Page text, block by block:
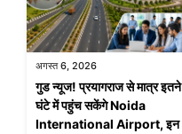
अगस्त 6, 2026
गुड न्यूज! प्रयागराज से मात्र इतने
घंटे में पहुंच सकेंगे Noida
International Airport, इन